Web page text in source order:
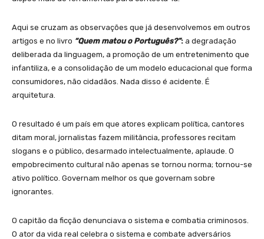
Aqui se cruzam as observações que já desenvolvemos em outros
artigos e no livro “Quem matou o Português?”: a degradação
deliberada da linguagem, a promoção de um entretenimento que
infantiliza, e a consolidação de um modelo educacional que forma
consumidores, não cidadãos. Nada disso é acidente. É
arquitetura.
O resultado é um país em que atores explicam política, cantores
ditam moral, jornalistas fazem militância, professores recitam
slogans e o público, desarmado intelectualmente, aplaude. O
empobrecimento cultural não apenas se tornou norma; tornou-se
ativo político. Governam melhor os que governam sobre
ignorantes.
O capitão da ficção denunciava o sistema e combatia criminosos.
O ator da vida real celebra o sistema e combate adversários